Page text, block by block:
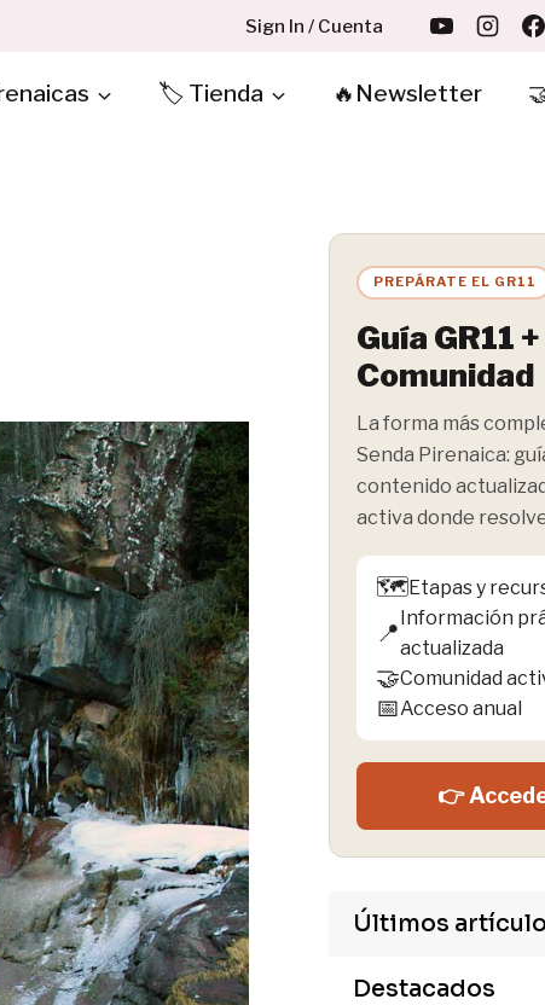
Sign In / Cuenta
🏷️ Tienda 🔥Newsletter
PREPÁRATE EL GR11
Guía GR11 +
Comunidad
La forma más
Senda Pirenaica:
contenido
activa donde
🗺️Etapas y
📍
Información
actualizada
🤝Comunidad
📅Acceso anual
👉
Últimos
Destacados